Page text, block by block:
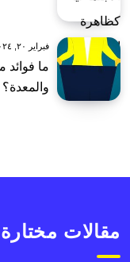
فبراير ٢٠, ٢٠٢٤
ما
والمعدة؟
مقالات مختارة